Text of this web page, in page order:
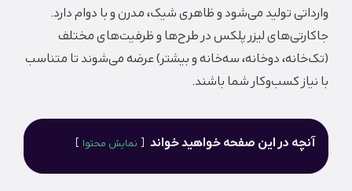
وارداتی تولید می‌شود و ظاهری شیک، مدرن و با دوام دارد.
جاکارتی‌های لیزر پلکس در طرح‌ها و ظرفیت‌های مختلف
(تک‌خانه، دوخانه، سه‌خانه و بیشتر) عرضه می‌شوند تا متناسب
با نیاز کسب‌وکار شما باشند.
آنچه در این صفحه خواهید خواند نمایش محتوا